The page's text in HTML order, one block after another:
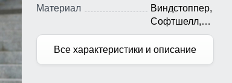
Материал
Виндстоппер,
Софтшелл,
Мембранный
Полиэстер
Все характеристики и описание